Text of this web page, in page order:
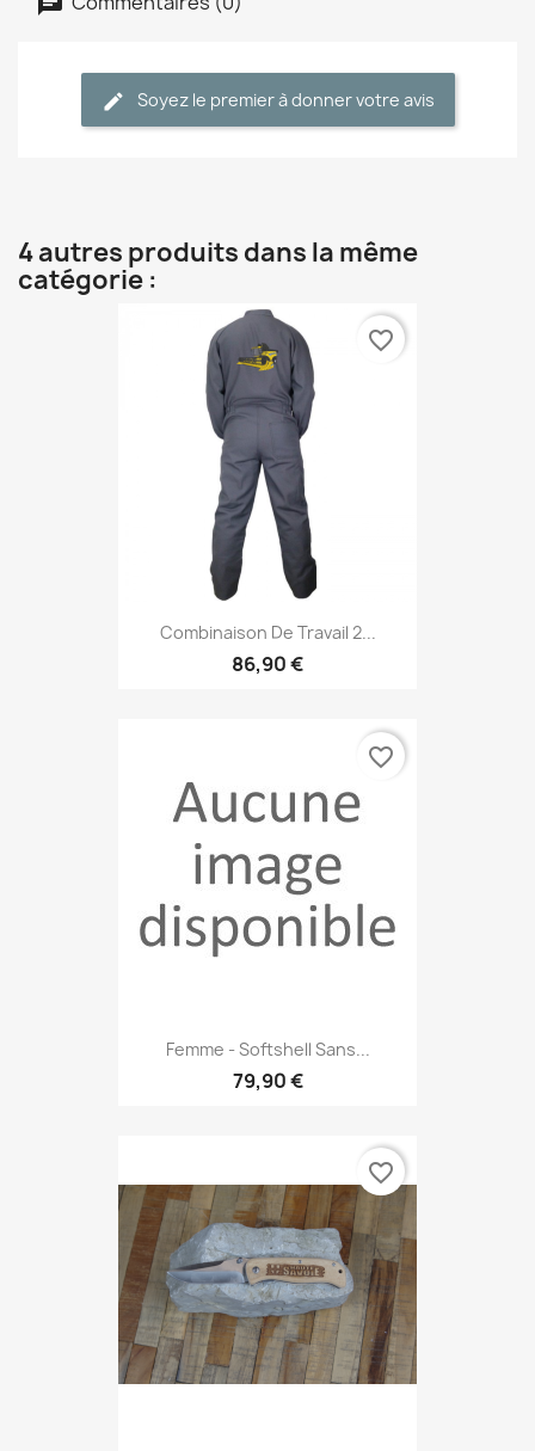
Soyez le premier à donner votre avis
4 autres produits dans la même
catégorie :
Combinaison De Travail 2...
86,90 €
favorite_border
Femme - Softshell Sans...
79,90 €
favorite_border
favorite_border